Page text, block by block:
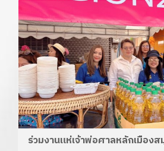
ร่วมงานแห่เจ้าพ่อศาลหลักเมือง